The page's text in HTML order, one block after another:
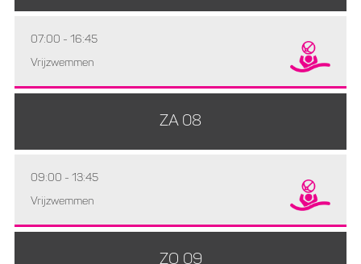
07:00 - 16:45
Vrijzwemmen
ZA 08
09:00 - 13:45
Vrijzwemmen
ZO 09